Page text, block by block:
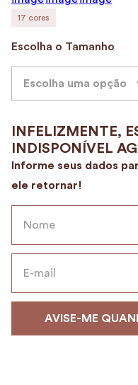
17 cores
Escolha o Tamanho
Escolha uma opção
7º
avental
10º alvorada